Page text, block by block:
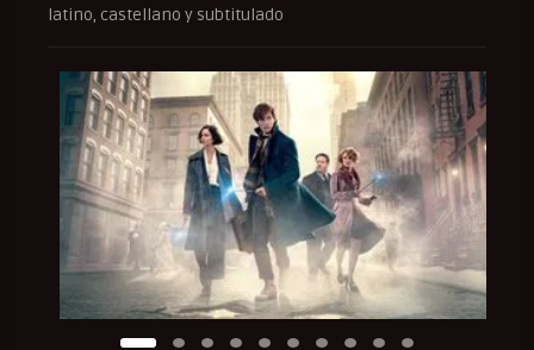
latino, castellano y subtitulado